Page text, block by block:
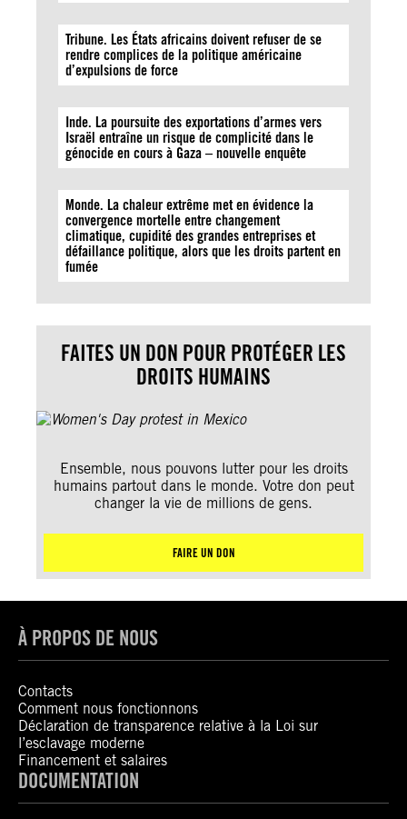
Tribune. Les États africains doivent refuser de se
rendre complices de la politique américaine
d’expulsions de force
Inde. La poursuite des exportations d’armes vers
Israël entraîne un risque de complicité dans le
génocide en cours à Gaza – nouvelle enquête
Monde. La chaleur extrême met en évidence la
convergence mortelle entre changement
climatique, cupidité des grandes entreprises et
défaillance politique, alors que les droits partent en
fumée
FAITES UN DON POUR PROTÉGER LES
DROITS HUMAINS
Ensemble, nous pouvons lutter pour les droits
humains partout dans le monde. Votre don peut
changer la vie de millions de gens.
FAIRE UN DON
À PROPOS DE NOUS
Contacts
Comment nous fonctionnons
Déclaration de transparence relative à la Loi sur
l’esclavage moderne
Financement et salaires
DOCUMENTATION